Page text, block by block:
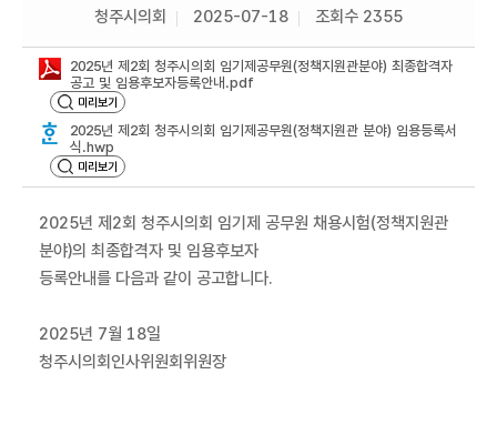
위
회
활
회
의
록
회
소
식
청주시의회 2025-07-18 조회수 2355
2025년 제2회 청주시의회 임기제공무원(정책지원관분야) 최종합격자
공고 및 임용후보자등록안내.pdf
미리보기
2025년 제2회 청주시의회 임기제공무원(정책지원관 분야) 임용등록서
식.hwp
미리보기
2025년 제2회 청주시의회 임기제 공무원 채용시험(정책지원관
분야)의 최종합격자 및 임용후보자
등록안내를 다음과 같이 공고합니다.
2025년 7월 18일
청주시의회인사위원회위원장